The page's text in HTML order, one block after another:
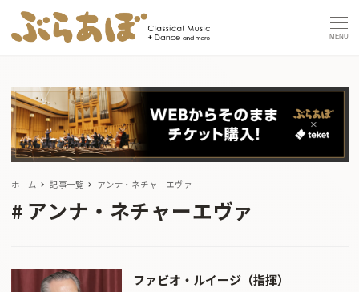
MENU
ホーム 記事一覧 アンナ・ネチャーエヴァ
アンナ・ネチャーエヴァ
ファビオ・ルイージ（指揮）